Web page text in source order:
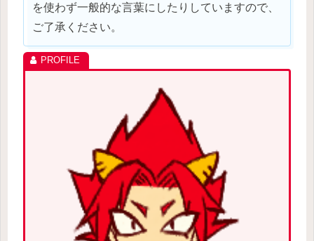
を使わず一般的な言葉にしたりしていますので、
ご了承ください。